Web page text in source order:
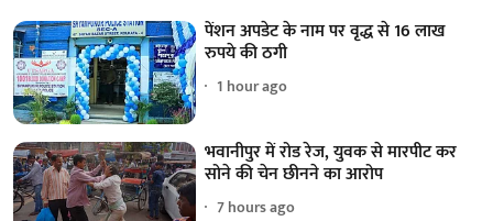
पेंशन अपडेट के नाम पर वृद्ध से 16 लाख
रुपये की ठगी
1 hour ago
भवानीपुर में रोड रेज, युवक से मारपीट कर
सोने की चेन छीनने का आरोप
7 hours ago